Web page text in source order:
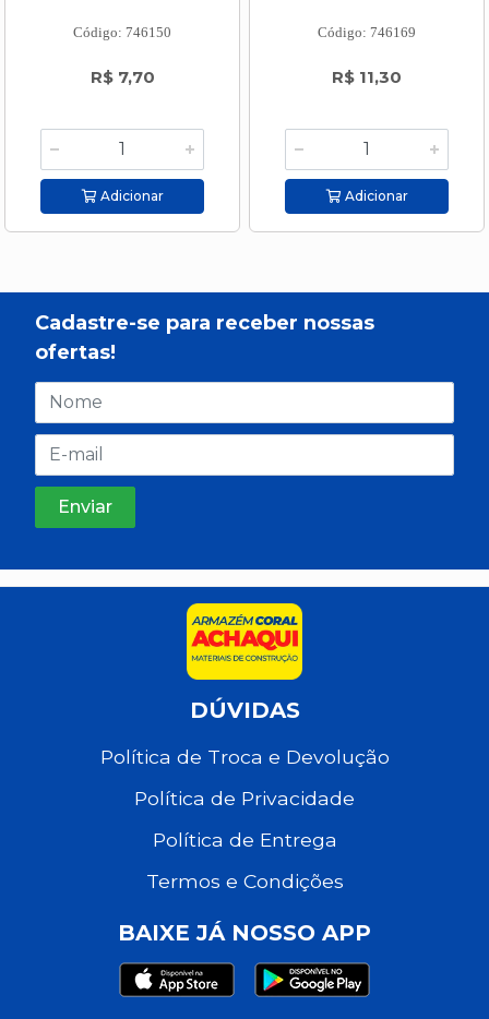
Código: 746150
R$ 7,70
Adicionar
Código: 746169
R$ 11,30
Adicionar
Cadastre-se para receber nossas
ofertas!
DÚVIDAS
Política de Troca e Devolução
Política de Privacidade
Política de Entrega
Termos e Condições
BAIXE JÁ NOSSO APP